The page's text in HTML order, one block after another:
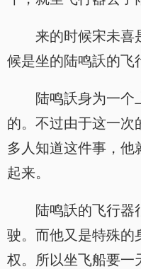
来的时候宋未喜
候是坐的陆鸣訞的飞
陆鸣訞身为一个
的。不过由于这一次
多人知道这件事，他
起来。
陆鸣訞的飞行器
驶。而他又是特殊的
权。所以坐飞船要一